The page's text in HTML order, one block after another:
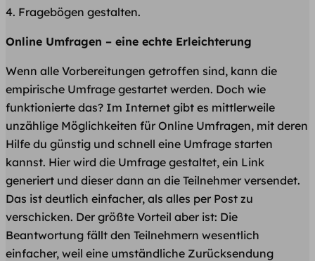
4. Fragebögen gestalten.
Online Umfragen – eine echte Erleichterung
Wenn alle Vorbereitungen getroffen sind, kann die
empirische Umfrage gestartet werden. Doch wie
funktionierte das? Im Internet gibt es mittlerweile
unzählige Möglichkeiten für Online Umfragen, mit deren
Hilfe du günstig und schnell eine Umfrage starten
kannst. Hier wird die Umfrage gestaltet, ein Link
generiert und dieser dann an die Teilnehmer versendet.
Das ist deutlich einfacher, als alles per Post zu
verschicken. Der größte Vorteil aber ist: Die
Beantwortung fällt den Teilnehmern wesentlich
einfacher, weil eine umständliche Zurücksendung